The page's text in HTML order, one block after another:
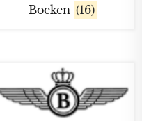
Boeken (16)